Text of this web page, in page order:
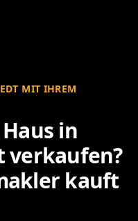
MIT IHREM I
in
verkaufen?
kauft